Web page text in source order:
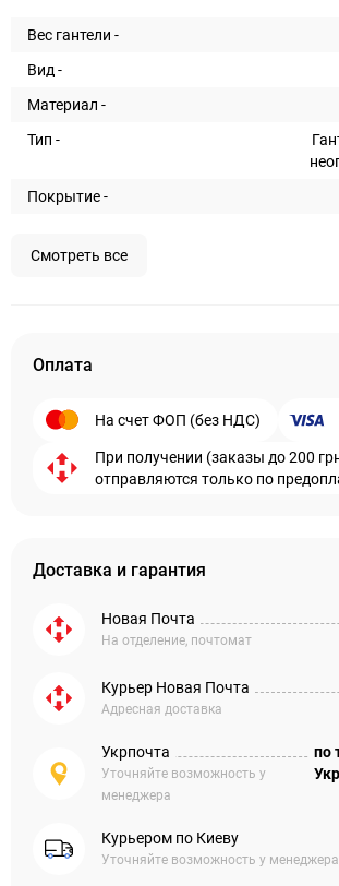
Вес гантели -
Вид -
Материал -
Тип -
Покрытие -
Смотреть все
Оплата
На счет ФОП (без НДС)
При получении (заказы до 200
отправляются только по
Доставка и гарантия
Новая Почта
На отделение, почтомат
Курьер Новая Почта
Адресная доставка
Укрпочта
Уточняйте возможность у
менеджера
по
Курьером по Киеву
Уточняйте возможность у менеджера